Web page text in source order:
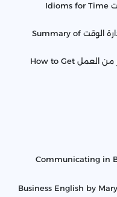
المصطلحات المهمة في إدارة الوقت Idioms for Time
ملخص المصطلحات المهمة في إدارة الوقت Summary of
تعلم كيف تعمل أقل وتنجز أكبر قدر من العمل How to Get
Communicating in
Business English by